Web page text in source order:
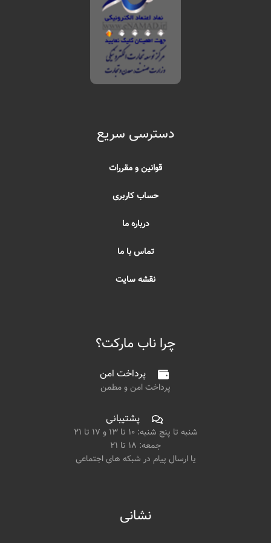
دسترسی سریع
قوانین و مقررات
حساب کاربری
درباره ما
تماس با ما
نقشه سایت
چرا ناب مارکت؟
پرداخت امن
پرداخت امن و مطمن
پشتیبانی
شنبه تا پنج شنبه: ۱۰ تا ۱۳ و ۱۷ تا ۲۱
جمعه: ۱۸ تا ۲۱
یا ارسال پیام در شبکه های اجتماعی
نشانی